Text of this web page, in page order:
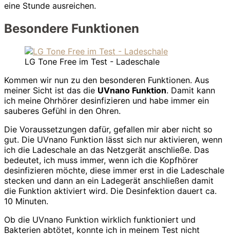
eine Stunde ausreichen.
Besondere Funktionen
LG Tone Free im Test - Ladeschale
Kommen wir nun zu den besonderen Funktionen. Aus
meiner Sicht ist das die UVnano Funktion. Damit kann
ich meine Ohrhörer desinfizieren und habe immer ein
sauberes Gefühl in den Ohren.
Die Voraussetzungen dafür, gefallen mir aber nicht so
gut. Die UVnano Funktion lässt sich nur aktivieren, wenn
ich die Ladeschale an das Netzgerät anschließe. Das
bedeutet, ich muss immer, wenn ich die Kopfhörer
desinfizieren möchte, diese immer erst in die Ladeschale
stecken und dann an ein Ladegerät anschließen damit
die Funktion aktiviert wird. Die Desinfektion dauert ca.
10 Minuten.
Ob die UVnano Funktion wirklich funktioniert und
Bakterien abtötet, konnte ich in meinem Test nicht